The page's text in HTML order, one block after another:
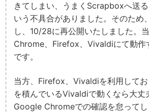
きてしまい、うまくScrapboxへ送
いう不具合がありました。そのため
し、10/28に再公開いたしました。
Chrome、Firefox、Vivaldiにて動作
です。
当方、Firefox、Vivaldiを利用して
を積んでいるVivaldiで動くなら大丈
Google Chromeでの確認を怠ってし